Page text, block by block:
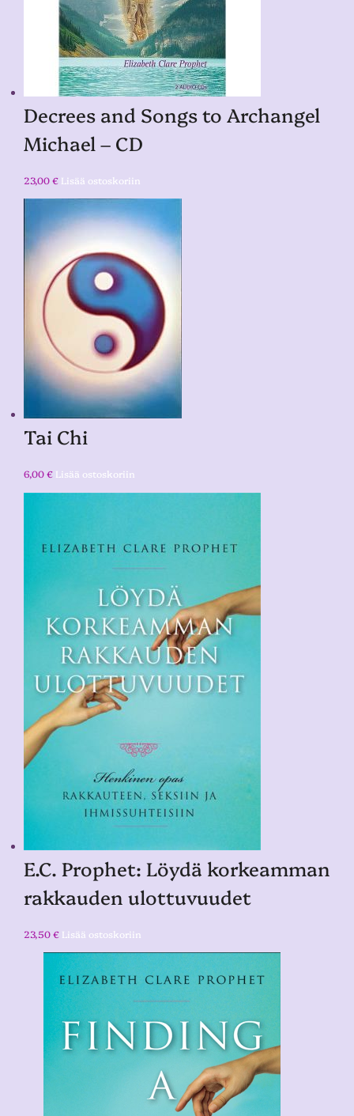
Decrees and Songs to Archangel
Michael – CD
23,00€ Lisää ostoskoriin
Tai Chi
6,00€ Lisää ostoskoriin
E.C. Prophet: Löydä korkeamman
rakkauden ulottuvuudet
23,50€ Lisää ostoskoriin